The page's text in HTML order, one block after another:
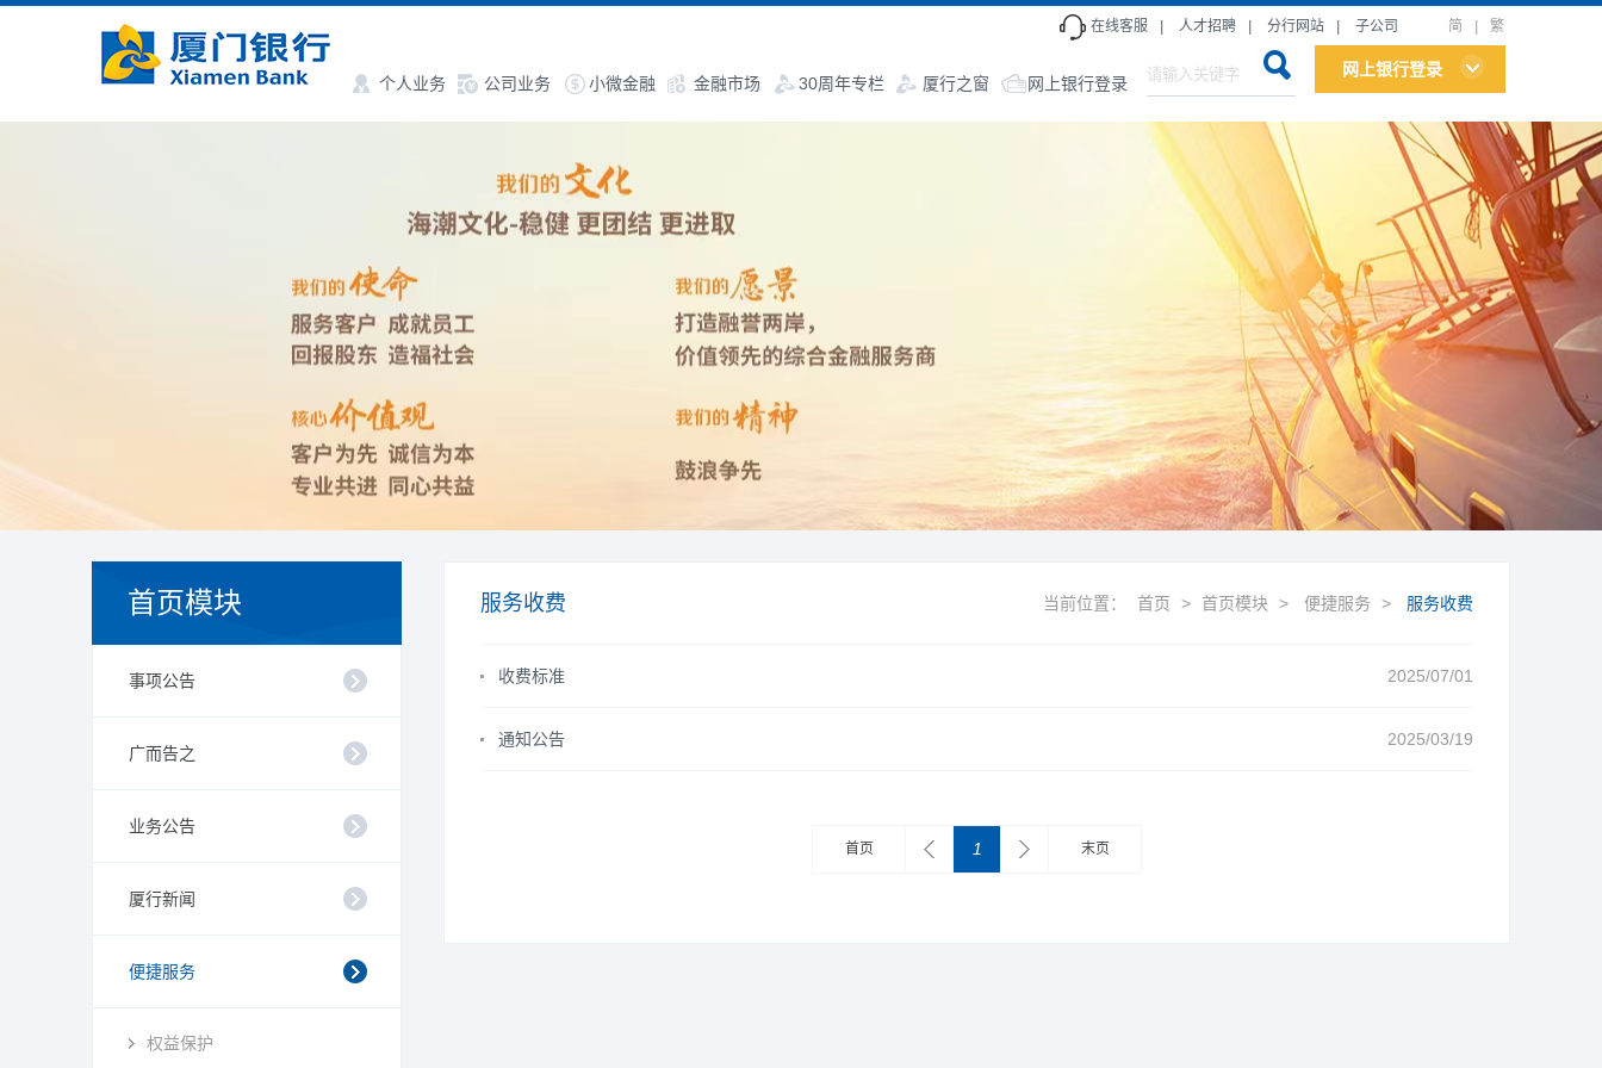
个人业务 公司业务 小微金融 金融市场 30周年专栏 厦行之窗 网上银行登录
网上银行登录
在线客服 人才招聘 分行网站 子公司 简 繁
首页模块
事项公告
广而告之
业务公告
厦行新闻
便捷服务
权益保护
服务收费 当前位置： 首页 > 首页模块 > 便捷服务 > 服务收费
收费标准 2025/07/01
通知公告 2025/03/19
首页 1 末页